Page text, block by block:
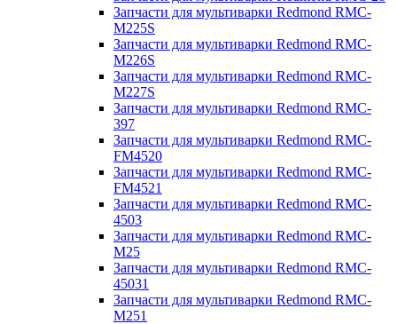
Запчасти для мультиварки Redmond RMC-
M225S
Запчасти для мультиварки Redmond RMC-
M226S
Запчасти для мультиварки Redmond RMC-
M227S
Запчасти для мультиварки Redmond RMC-
397
Запчасти для мультиварки Redmond RMC-
FM4520
Запчасти для мультиварки Redmond RMC-
FM4521
Запчасти для мультиварки Redmond RMC-
4503
Запчасти для мультиварки Redmond RMC-
M25
Запчасти для мультиварки Redmond RMC-
45031
Запчасти для мультиварки Redmond RMC-
M251